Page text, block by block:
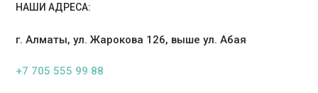
НАШИ АДРЕСА:
г. Алматы, ул. Жарокова 126, выше ул. Абая
+7 705 555 99 88